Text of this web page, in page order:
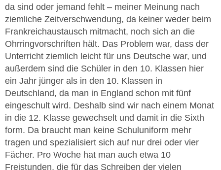
da sind oder jemand fehlt – meiner Meinung nach
ziemliche Zeitverschwendung, da keiner weder beim
Frankreichaustausch mitmacht, noch sich an die
Ohrringvorschriften hält. Das Problem war, dass der
Unterricht ziemlich leicht für uns Deutsche war, und
außerdem sind die Schüler in den 10. Klassen hier
ein Jahr jünger als in den 10. Klassen in
Deutschland, da man in England schon mit fünf
eingeschult wird. Deshalb sind wir nach einem Monat
in die 12. Klasse gewechselt und damit in die Sixth
form. Da braucht man keine Schuluniform mehr
tragen und spezialisiert sich auf nur drei oder vier
Fächer. Pro Woche hat man auch etwa 10
Freistunden, die für das Schreiben der vielen